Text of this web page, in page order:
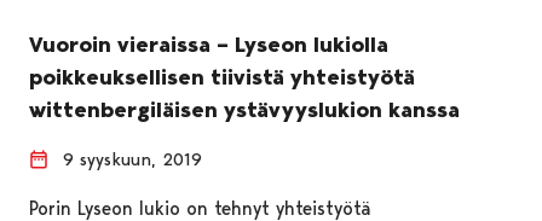
Vuoroin vieraissa – Lyseon lukiolla
poikkeuksellisen tiivistä yhteistyötä
wittenbergiläisen ystävyyslukion kanssa
9 syyskuun, 2019
Porin Lyseon lukio on tehnyt yhteistyötä